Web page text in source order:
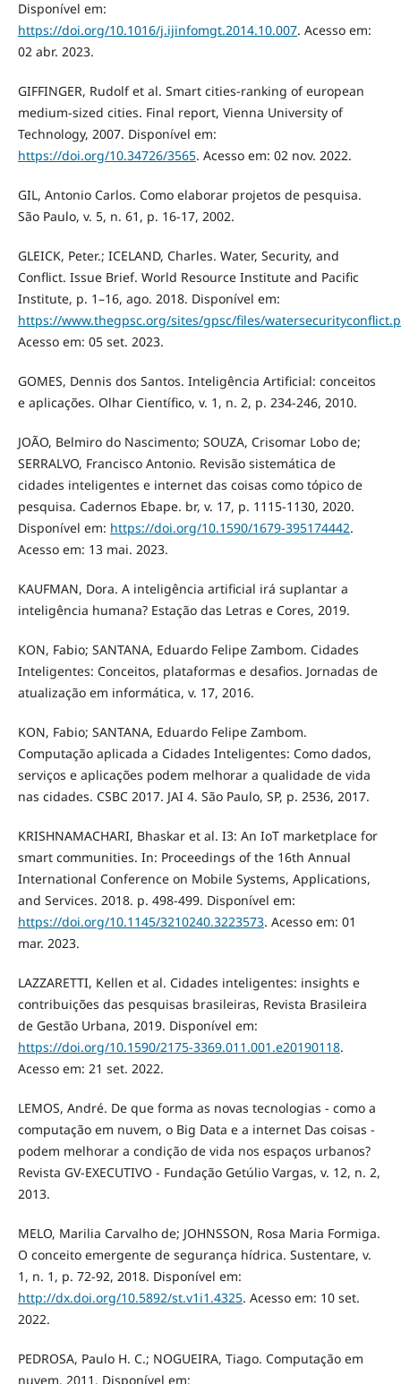
Disponível em:
https://doi.org/10.1016/j.ijinfomgt.2014.10.007. Acesso em:
02 abr. 2023.
GIFFINGER, Rudolf et al. Smart cities-ranking of european
medium-sized cities. Final report, Vienna University of
Technology, 2007. Disponível em:
https://doi.org/10.34726/3565. Acesso em: 02 nov. 2022.
GIL, Antonio Carlos. Como elaborar projetos de pesquisa.
São Paulo, v. 5, n. 61, p. 16-17, 2002.
GLEICK, Peter.; ICELAND, Charles. Water, Security, and
Conflict. Issue Brief. World Resource Institute and Pacific
Institute, p. 1–16, ago. 2018. Disponível em:
https://www.thegpsc.org/sites/gpsc/files/
Acesso em: 05 set. 2023.
GOMES, Dennis dos Santos. Inteligência Artificial: conceitos
e aplicações. Olhar Científico, v. 1, n. 2, p. 234-246, 2010.
JOÃO, Belmiro do Nascimento; SOUZA, Crisomar Lobo de;
SERRALVO, Francisco Antonio. Revisão sistemática de
cidades inteligentes e internet das coisas como tópico de
pesquisa. Cadernos Ebape. br, v. 17, p. 1115-1130, 2020.
Disponível em: https://doi.org/10.1590/1679-395174442.
Acesso em: 13 mai. 2023.
KAUFMAN, Dora. A inteligência artificial irá suplantar a
inteligência humana? Estação das Letras e Cores, 2019.
KON, Fabio; SANTANA, Eduardo Felipe Zambom. Cidades
Inteligentes: Conceitos, plataformas e desafios. Jornadas de
atualização em informática, v. 17, 2016.
KON, Fabio; SANTANA, Eduardo Felipe Zambom.
Computação aplicada a Cidades Inteligentes: Como dados,
serviços e aplicações podem melhorar a qualidade de vida
nas cidades. CSBC 2017. JAI 4. São Paulo, SP, p. 2536, 2017.
KRISHNAMACHARI, Bhaskar et al. I3: An IoT marketplace for
smart communities. In: Proceedings of the 16th Annual
International Conference on Mobile Systems, Applications,
and Services. 2018. p. 498-499. Disponível em:
https://doi.org/10.1145/3210240.3223573. Acesso em: 01
mar. 2023.
LAZZARETTI, Kellen et al. Cidades inteligentes: insights e
contribuições das pesquisas brasileiras, Revista Brasileira
de Gestão Urbana, 2019. Disponível em:
https://doi.org/10.1590/2175-3369.011.001.e20190118.
Acesso em: 21 set. 2022.
LEMOS, André. De que forma as novas tecnologias - como a
computação em nuvem, o Big Data e a internet Das coisas -
podem melhorar a condição de vida nos espaços urbanos?
Revista GV-EXECUTIVO - Fundação Getúlio Vargas, v. 12, n. 2,
2013.
MELO, Marilia Carvalho de; JOHNSSON, Rosa Maria Formiga.
O conceito emergente de segurança hídrica. Sustentare, v.
1, n. 1, p. 72-92, 2018. Disponível em:
http://dx.doi.org/10.5892/st.v1i1.4325. Acesso em: 10 set.
2022.
PEDROSA, Paulo H. C.; NOGUEIRA, Tiago. Computação em
nuvem. 2011. Disponível em: